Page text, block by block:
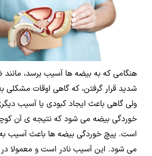
هنگامی که به بیضه ها آسیب برسد،
شدید قرار گرفتن، که گاهی اوقات مشکلی
ولی گاهی باعث ایجاد کبودی یا آسیب
خوردگی بیضه می شود که نتیجه ی آن
است. پیچ خوردگی بیضه ها باعث آسیب
می شود. این آسیب نادر است و معمولا